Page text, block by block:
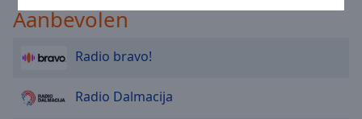
Opacity
Font
Aanbevolen
Radio bravo!
Radio Dalmacija